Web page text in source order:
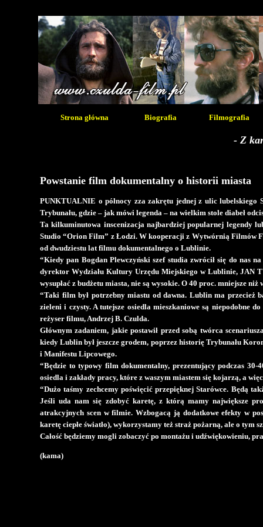
Strona główna Biografia Filmografia
- Z
Powstanie film dokumentalny o historii miasta
PUNKTUALNIE o północy zza zakrętu jednej z ulic
Trybunału, gdzie – jak mówi legenda – na wielkim stole diabeł
Ta kilkuminutowa inscenizacja najbardziej popularnej legendy
Studio “Orion Film” z Łodzi. W kooperacji z Wytwórnią Filmów
od dwudziestu lat filmu dokumentalnego o Lublinie.
“Kiedy pan Bogdan Plewczyński szef studia zwrócił się do
dyrektor Wydziału Kultury Urzędu Miejskiego w Lublinie, JAN
wysupłać z budżetu miasta, nie są wysokie. O 40 proc. mniejsze
“Taki film był potrzebny miastu od dawna. Lublin ma przecież
zieleni i czysty. A tutejsze osiedla mieszkaniowe są niepodobne
reżyser filmu, Andrzej B. Czulda.
Głównym zadaniem, jakie postawił przed sobą twórca
kiedy Lublin był jeszcze grodem, poprzez historię Trybunału
i Manifestu Lipcowego.
“Będzie to typowy film dokumentalny, prezentujący podczas
osiedla i zakłady pracy, które z waszym miastem się kojarzą, a
“Dużo taśmy zechcemy poświęcić przepięknej Starówce. Będą
Jeśli uda nam się zdobyć karetę, z którą mamy największe
atrakcyjnych scen w filmie. Wzbogacą ją dodatkowe efekty w
karetę ciepłe światło), wykorzystamy też straż pożarną, ale o tym
Całość będziemy mogli zobaczyć po montażu i udźwiękowieniu,
(kama)